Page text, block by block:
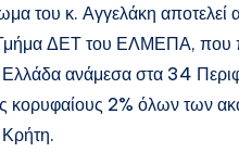
του κ. Αγγελάκη αποτελεί
ΔΕΤ του ΕΛΜΕΠΑ, που
ανάμεσα στα 34
κορυφαίους 2% όλων των